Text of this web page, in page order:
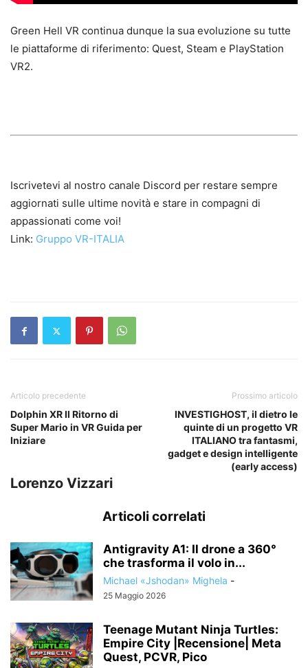
Green Hell VR continua dunque la sua evoluzione su tutte
le piattaforme di riferimento: Quest, Steam e PlayStation
VR2.
Iscrivetevi al nostro canale Discord per restare sempre
aggiornati sulle ultime novità e stare in compagni di
appassionati come voi!
Link: Gruppo VR-ITALIA
Articolo precedente
Dolphin XR Il Ritorno di
Super Mario in VR Guida per
Iniziare
Prossimo articolo
INVESTIGHOST, il dietro le
quinte di un progetto VR
ITALIANO tra fantasmi,
gadget e design intelligente
(early access)
Lorenzo Vizzari
Articoli correlati
Antigravity A1: Il drone a 360°
che trasforma il volo in...
Michael «Jshodan» Mighela -
25 Maggio 2026
Teenage Mutant Ninja Turtles:
Empire City |Recensione| Meta
Quest, PCVR, Pico